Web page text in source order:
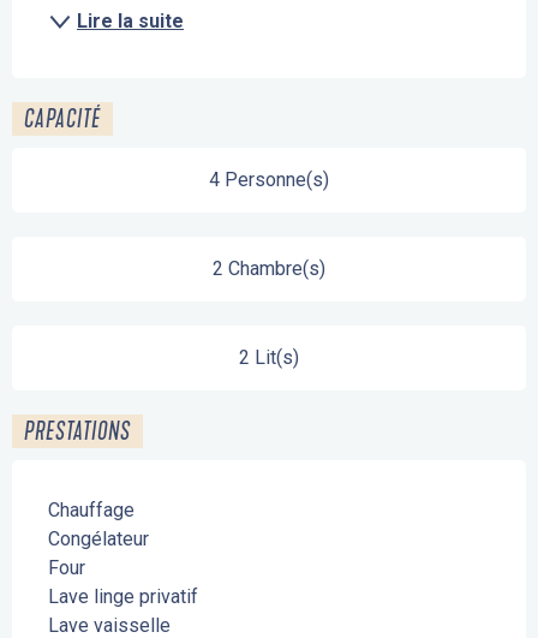
Lire la suite
CAPACITÉ
4 Personne(s)
2 Chambre(s)
2 Lit(s)
PRESTATIONS
Chauffage
Congélateur
Four
Lave linge privatif
Lave vaisselle